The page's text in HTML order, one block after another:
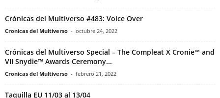
Crónicas del Multiverso #483: Voice Over
Cronicas del Multiverso - octubre 24, 2022
Crónicas del Multiverso Special – The Compleat X Cronie™ and
VII Snydie™ Awards Ceremony...
Cronicas del Multiverso - febrero 21, 2022
Taquilla EU 11/03 al 13/04